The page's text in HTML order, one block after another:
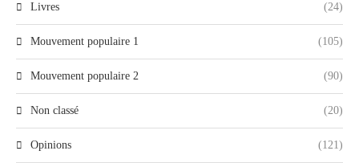
Livres (24)
Mouvement populaire 1 (105)
Mouvement populaire 2 (90)
Non classé (20)
Opinions (121)